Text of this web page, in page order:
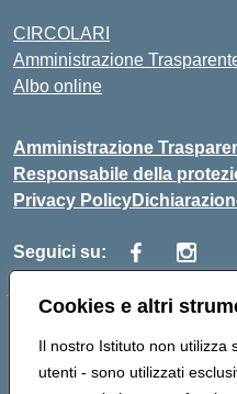
Cookies e altri
Il nostro Istituto non utilizza
utenti - sono utilizzati
CIRCOLARI
Amministrazione
Albo online
Amministrazione
Responsabile della
Privacy Policy
Seguici su:
Centralino:+39091585089
Posta elettronica certificata